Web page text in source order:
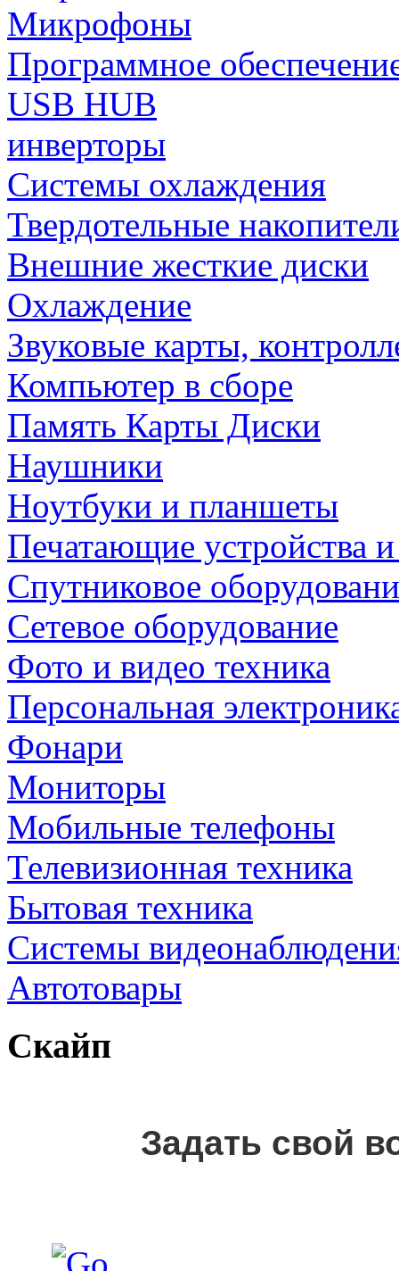
Микрофоны
Программное
USB HUB
инверторы
Системы охлаждения
Твердотельные
Внешние жесткие диски
Охлаждение
Звуковые карты,
Компьютер в сборе
Память Карты Диски
Наушники
Ноутбуки и планшеты
Печатающие устройства
Спутниковое
Сетевое оборудование
Фото и видео техника
Персональная
Фонари
Мониторы
Мобильные телефоны
Телевизионная техника
Бытовая техника
Cистемы
Автотовары
Скайп
Задать свой